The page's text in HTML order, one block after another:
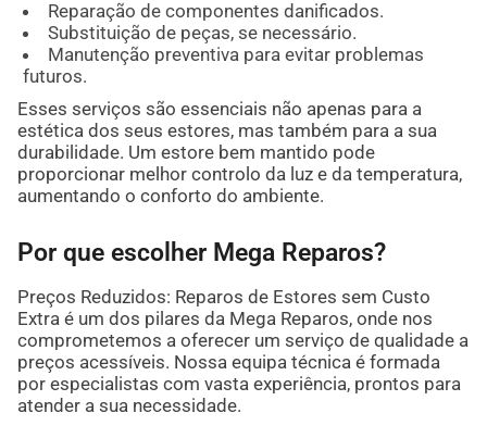
Reparação de componentes danificados.
Substituição de peças, se necessário.
Manutenção preventiva para evitar problemas
futuros.
Esses serviços são essenciais não apenas para a
estética dos seus estores, mas também para a sua
durabilidade. Um estore bem mantido pode
proporcionar melhor controlo da luz e da temperatura,
aumentando o conforto do ambiente.
Por que escolher Mega Reparos?
Preços Reduzidos: Reparos de Estores sem Custo
Extra é um dos pilares da Mega Reparos, onde nos
comprometemos a oferecer um serviço de qualidade a
preços acessíveis. Nossa equipa técnica é formada
por especialistas com vasta experiência, prontos para
atender a sua necessidade.